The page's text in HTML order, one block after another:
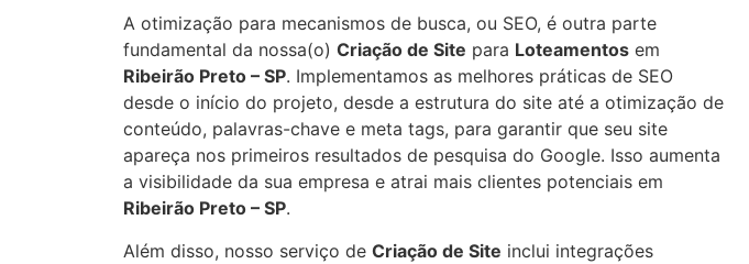
A otimização para mecanismos de busca, ou SEO, é outra parte
fundamental da nossa(o) Criação de Site para Loteamentos em
Ribeirão Preto – SP. Implementamos as melhores práticas de SEO
desde o início do projeto, desde a estrutura do site até a otimização de
conteúdo, palavras-chave e meta tags, para garantir que seu site
apareça nos primeiros resultados de pesquisa do Google. Isso aumenta
a visibilidade da sua empresa e atrai mais clientes potenciais em
Ribeirão Preto – SP.
Além disso, nosso serviço de Criação de Site inclui integrações